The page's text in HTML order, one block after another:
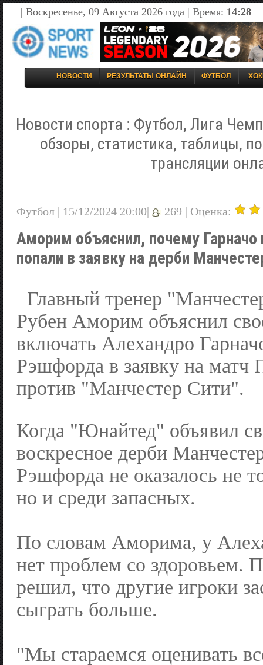
| Воскресенье, 09 Августа 2026 года | Время: 14:28
НОВОСТИ РЕЗУЛЬТАТЫ ОНЛАЙН ФУТБОЛ
Новости спорта : Футбол, Лига
обзоры, статистика, таблицы,
трансляции
Футбол | 15/12/2024 20:00| 269 | Оценка:
Аморим объяснил, почему
попали в заявку на дерби
Главный тренер
Рубен Аморим объяснил
включать Алехандро
Рэшфорда в заявку на матч
против "Манчестер Сити".
Когда "Юнайтед" объявил
воскресное дерби
Рэшфорда не оказалось не
но и среди запасных.
По словам Аморима, у
нет проблем со здоровьем.
решил, что другие игроки
сыграть больше.
"Мы стараемся оценивать